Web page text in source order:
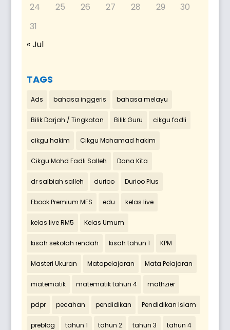
24
25 26 27 28 29
30
31
« Jul
TAGS
Ads bahasa inggeris bahasa melayu
Bilik Darjah / Tingkatan Bilik Guru cikgu fadli
cikgu hakim Cikgu Mohamad hakim
Cikgu Mohd Fadli Salleh Dana Kita
dr salbiah salleh durioo Durioo Plus
Ebook Premium MFS edu kelas live
kelas live RM5 Kelas Umum
kisah sekolah rendah kisah tahun 1 KPM
Masteri Ukuran Matapelajaran Mata Pelajaran
matematik matematik tahun 4 mathzier
pdpr pecahan pendidikan Pendidikan Islam
preblog tahun 1 tahun 2 tahun 3 tahun 4